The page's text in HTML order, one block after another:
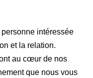
personne intéressée
et la relation.
au cœur de nos
que nous vous